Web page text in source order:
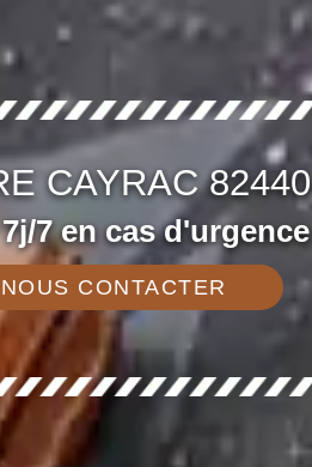
CAYRAC 82440
7 en cas d'urgence
NOUS CONTACTER